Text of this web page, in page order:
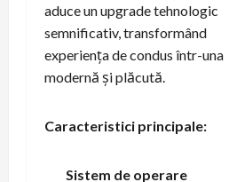
aduce un upgrade tehnologic
semnificativ, transformând
experiența de condus într-una
modernă și plăcută.
Caracteristici principale:
Sistem de operare